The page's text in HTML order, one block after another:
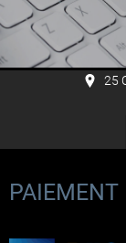
25
PAIEMENT